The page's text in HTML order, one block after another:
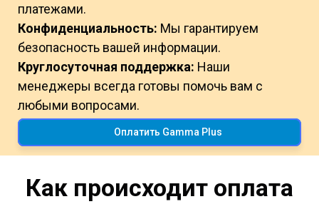
платежами.
Конфиденциальность: Мы гарантируем
безопасность вашей информации.
Круглосуточная поддержка: Наши
менеджеры всегда готовы помочь вам с
любыми вопросами.
Оплатить Gamma Plus
Как происходит оплата